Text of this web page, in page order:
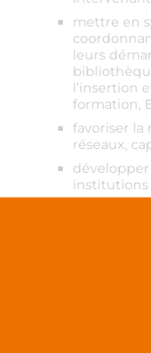
mettre en
leurs
l’insertion
formation,
favoriser
réseaux,
institutions